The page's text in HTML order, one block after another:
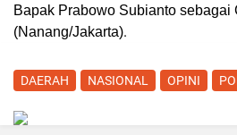
Bapak Prabowo Subianto
(Nanang/Jakarta).
DAERAH NASIONAL OPINI